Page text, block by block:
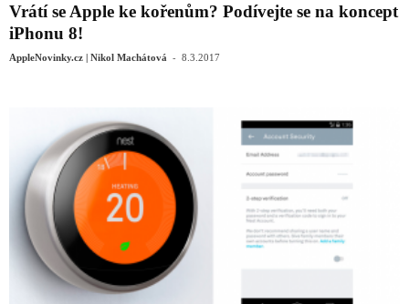
Vrátí se Apple ke kořenům? Podívejte se na koncept
iPhonu 8!
AppleNovinky.cz | Nikol Machátová - 8.3.2017